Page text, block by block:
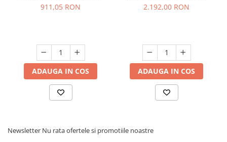
911,05 RON
ADAUGA IN COS
2.192,00 RON
ADAUGA IN COS
Newsletter Nu rata ofertele si promotiile noastre